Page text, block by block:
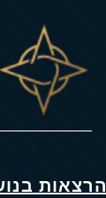
הרצאות